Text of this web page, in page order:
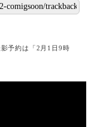
予約は「2月1日9時